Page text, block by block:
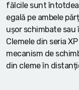
fălcile sunt
egală pe ambele
ușor schimbate sau
Clemele din seria
mecanism de
din cleme în